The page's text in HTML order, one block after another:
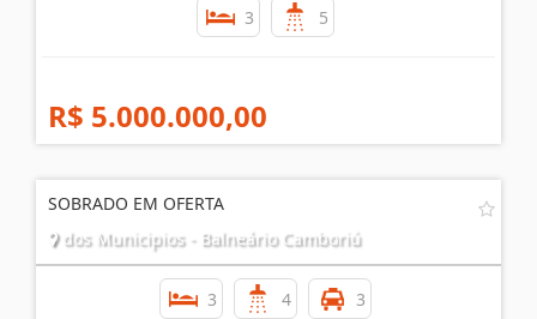
CASA | NOVA ESPERANÇA
3
R$ 5.000.000,00
SOBRADO EM OFERTA